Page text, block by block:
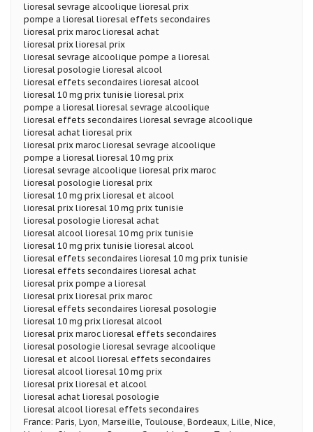
lioresal sevrage alcoolique lioresal prix
pompe a lioresal lioresal effets secondaires
lioresal prix maroc lioresal achat
lioresal prix lioresal prix
lioresal sevrage alcoolique pompe a lioresal
lioresal posologie lioresal alcool
lioresal effets secondaires lioresal alcool
lioresal 10 mg prix tunisie lioresal prix
pompe a lioresal lioresal sevrage alcoolique
lioresal effets secondaires lioresal sevrage alcoolique
lioresal achat lioresal prix
lioresal prix maroc lioresal sevrage alcoolique
pompe a lioresal lioresal 10 mg prix
lioresal sevrage alcoolique lioresal prix maroc
lioresal posologie lioresal prix
lioresal 10 mg prix lioresal et alcool
lioresal prix lioresal 10 mg prix tunisie
lioresal posologie lioresal achat
lioresal alcool lioresal 10 mg prix tunisie
lioresal 10 mg prix tunisie lioresal alcool
lioresal effets secondaires lioresal 10 mg prix tunisie
lioresal effets secondaires lioresal achat
lioresal prix pompe a lioresal
lioresal prix lioresal prix maroc
lioresal effets secondaires lioresal posologie
lioresal 10 mg prix lioresal alcool
lioresal prix maroc lioresal effets secondaires
lioresal posologie lioresal sevrage alcoolique
lioresal et alcool lioresal effets secondaires
lioresal alcool lioresal 10 mg prix
lioresal prix lioresal et alcool
lioresal achat lioresal posologie
lioresal alcool lioresal effets secondaires
France: Paris, Lyon, Marseille, Toulouse, Bordeaux, Lille, Nice,